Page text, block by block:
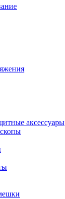
аксессуары